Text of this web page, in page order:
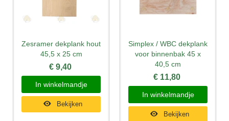
Zesramer dekplank hout
45,5 x 25 cm
€ 9,40
In winkelmandje
Bekijken
Simplex / WBC dekplank
voor binnenbak 45 x
40,5 cm
€ 11,80
In winkelmandje
Bekijken